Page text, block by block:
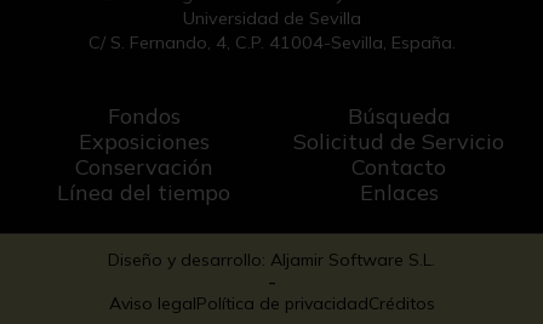
Universidad de Sevilla
C/ S. Fernando, 4, C.P. 41004-Sevilla, España.
Fondos
Exposiciones
Conservación
Línea del tiempo
Búsqueda
Solicitud de Servicio
Contacto
Enlaces
Diseño y desarrollo: Aljamir Software S.L.
-
Aviso legalPolítica de privacidadCréditos